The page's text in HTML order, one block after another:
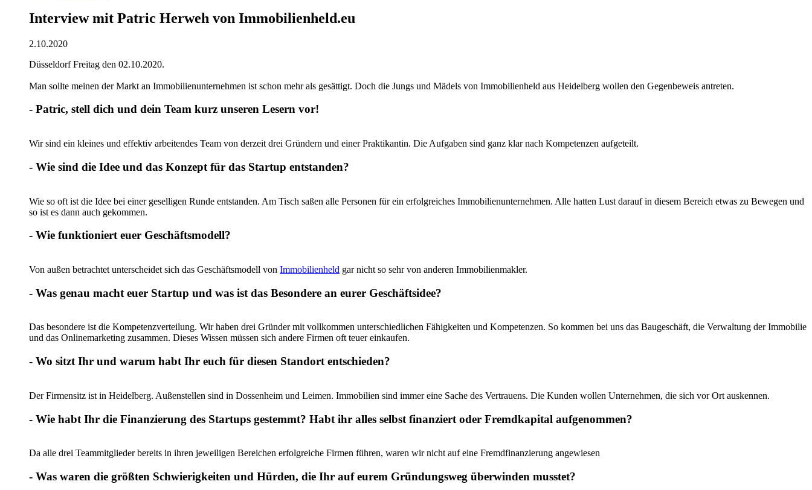
Interview mit Patric Herweh von Immobilienheld.eu
2.10.2020
Düsseldorf Freitag den 02.10.2020.
Man sollte meinen der Markt an Immobilienunternehmen ist schon mehr als gesättigt. Doch die Jungs und Mädels von Immobilienheld aus Heidelberg wollen den Gegenbeweis antreten.
- Patric, stell dich und dein Team kurz unseren Lesern vor!
Wir sind ein kleines und effektiv arbeitendes Team von derzeit drei Gründern und einer Praktikantin. Die Aufgaben sind ganz klar nach Kompetenzen aufgeteilt.
- Wie sind die Idee und das Konzept für das Startup entstanden?
Wie so oft ist die Idee bei einer geselligen Runde entstanden. Am Tisch saßen alle Personen für ein erfolgreiches Immobilienunternehmen. Alle hatten Lust darauf in diesem Bereich etwas zu Bewegen und
so ist es dann auch gekommen.
- Wie funktioniert euer Geschäftsmodell?
Von außen betrachtet unterscheidet sich das Geschäftsmodell von Immobilienheld gar nicht so sehr von anderen Immobilienmakler.
- Was genau macht euer Startup und was ist das Besondere an eurer Geschäftsidee?
Das besondere ist die Kompetenzverteilung. Wir haben drei Gründer mit vollkommen unterschiedlichen Fähigkeiten und Kompetenzen. So kommen bei uns das Baugeschäft, die Verwaltung der Immobilie
und das Onlinemarketing zusammen. Dieses Wissen müssen sich andere Firmen oft teuer einkaufen.
- Wo sitzt Ihr und warum habt Ihr euch für diesen Standort entschieden?
Der Firmensitz ist in Heidelberg. Außenstellen sind in Dossenheim und Leimen. Immobilien sind immer eine Sache des Vertrauens. Die Kunden wollen Unternehmen, die sich vor Ort auskennen.
- Wie habt Ihr die Finanzierung des Startups gestemmt? Habt ihr alles selbst finanziert oder Fremdkapital aufgenommen?
Da alle drei Teammitglieder bereits in ihren jeweiligen Bereichen erfolgreiche Firmen führen, waren wir nicht auf eine Fremdfinanzierung angewiesen
- Was waren die größten Schwierigkeiten und Hürden, die Ihr auf eurem Gründungsweg überwinden musstet?